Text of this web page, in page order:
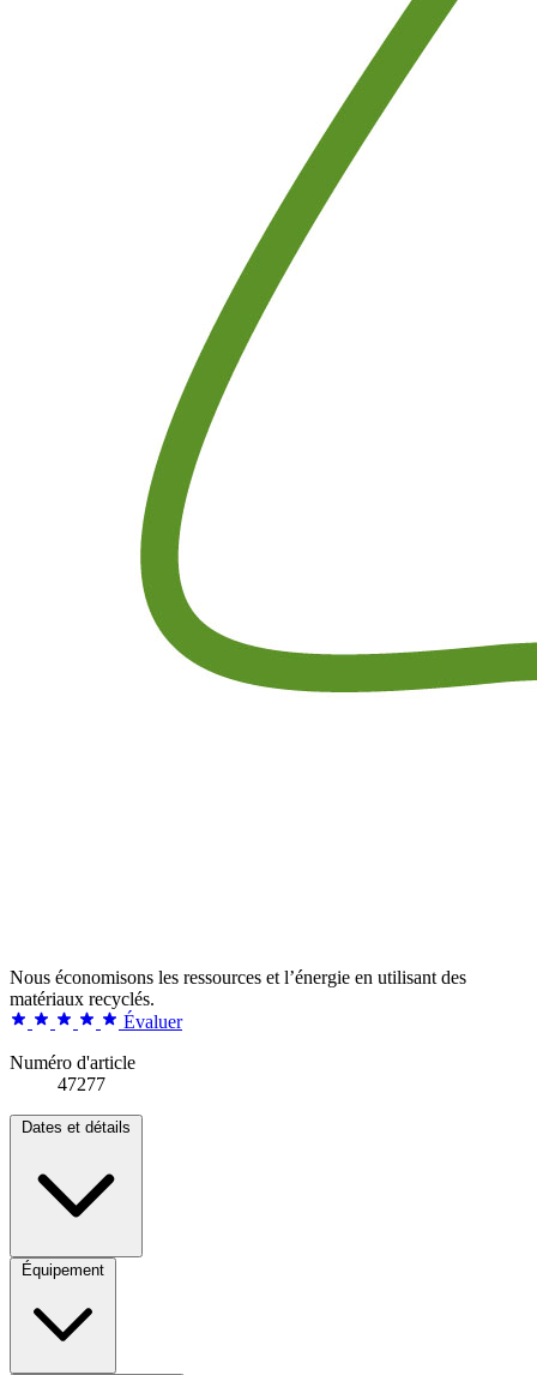
Nous économisons les ressources et l’énergie en utilisant des
matériaux recyclés.
Évaluer
Numéro d'article
47277
Dates et détails
Équipement